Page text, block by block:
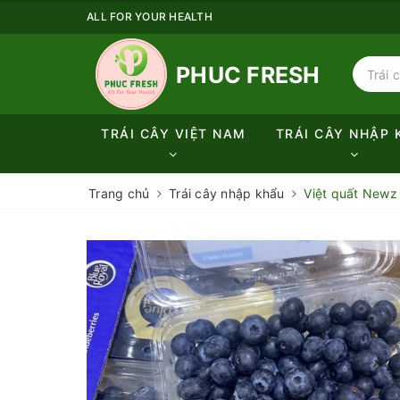
ALL FOR YOUR HEALTH
PHUC FRESH
TRÁI CÂY VIỆT NAM TRÁI CÂY NHẬP
Trang chủ Trái cây nhập khẩu Việt quất